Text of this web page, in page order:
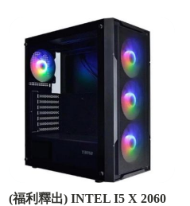
(福利釋出) INTEL I5 X 2060